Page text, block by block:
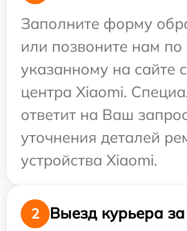
Заполните форму
или позвоните нам по
указанному на сайте
центра Xiaomi.
ответит на Ваш
уточнения деталей
устройства Xiaomi.
2
Выезд курьера